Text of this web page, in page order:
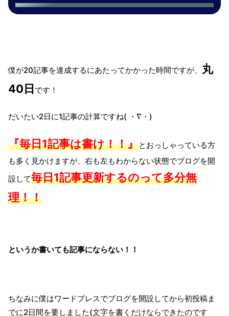
僕が20記事を達成するにあたってかかった時間ですが、 丸
40日 です！
だいたい2日に1記事の計算ですね( ・∇・)
『毎日1記事は書け！！』とおっしゃっている方
も多く見かけますが、右も左もわからない状態でブログを開
設して毎日1記事更新するのって多分無
理！！
というか書いても記事にならない！！
ちなみに僕はワードプレスでブログを開設してから初投稿ま
でに2日間を要しました(文字を書くだけならできたのです